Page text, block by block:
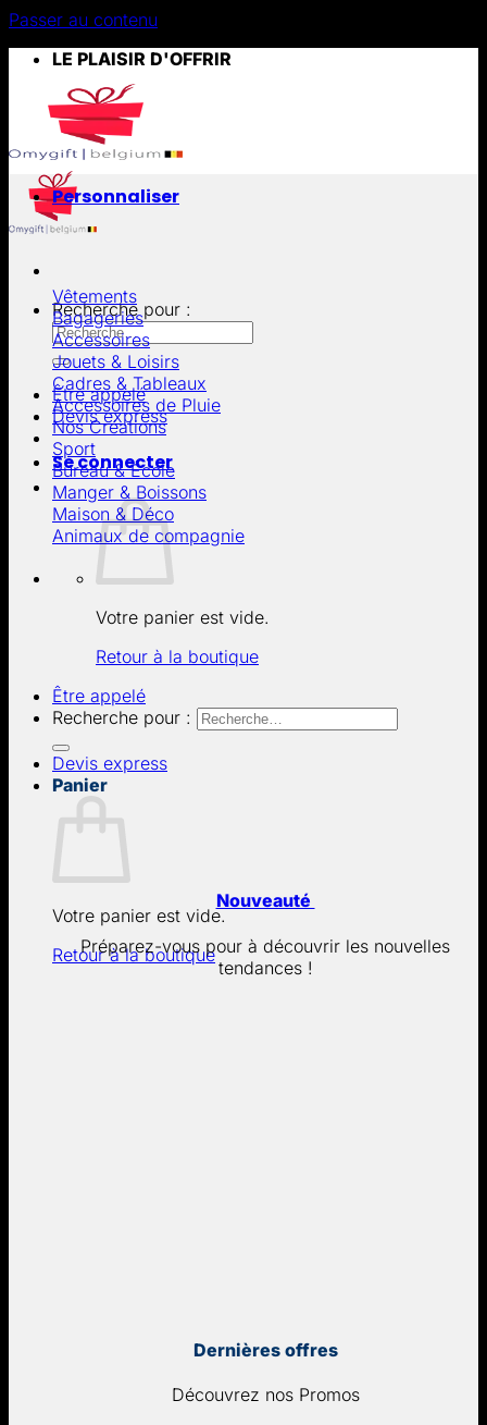
Passer au contenu
LE PLAISIR D'OFFRIR
Recherche pour :
Être appelé
Devis express
Se connecter
Votre panier est vide.
Retour à la boutique
Être appelé
Recherche pour :
Devis express
Panier
Votre panier est vide.
Retour à la boutique
Personnaliser
Vêtements
Bagageries
Accessoires
Jouets & Loisirs
Cadres & Tableaux
Accessoires de Pluie
Nos Créations
Sport
Bureau & École
Manger & Boissons
Maison & Déco
Animaux de compagnie
Nouveauté
Préparez-vous pour à découvrir les nouvelles
tendances !
Dernières offres
Découvrez nos Promos